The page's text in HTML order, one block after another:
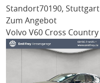
Standort70190, Stuttgart
Zum Angebot
Volvo V60 Cross Country